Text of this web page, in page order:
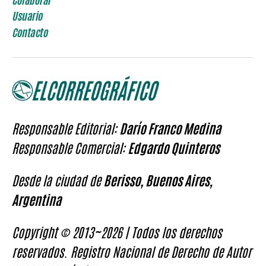
Usuario
Contacto
Responsable Editorial:Darío Franco Medina
Responsable Comercial:Edgardo Quinteros
Desde la ciudad deBerisso, Buenos Aires,
Argentina
Copyright © 2013~2026 | Todos los derechos
reservados. Registro Nacional de Derecho de Autor